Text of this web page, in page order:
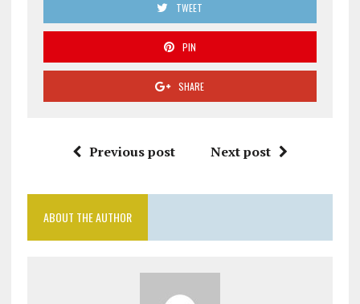
TWEET
PIN
SHARE
Previous post Next post
ABOUT THE AUTHOR